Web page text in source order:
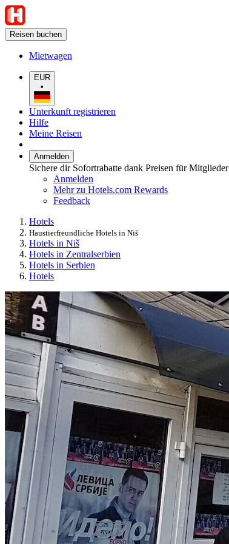
Reisen buchen
Mietwagen
EUR
•
Unterkunft registrieren
Hilfe
Meine Reisen
Anmelden
Sichere dir Sofortrabatte dank Preisen für Mitglieder
Anmelden
Mehr zu Hotels.com Rewards
Feedback
Hotels
Haustierfreundliche Hotels in Niš
Hotels in Niš
Hotels in Zentralserbien
Hotels in Serbien
Hotels